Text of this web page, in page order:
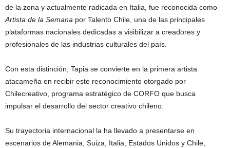
de la zona y actualmente radicada en Italia, fue reconocida como
Artista de la Semana por Talento Chile, una de las principales
plataformas nacionales dedicadas a visibilizar a creadores y
profesionales de las industrias culturales del país.
Con esta distinción, Tapia se convierte en la primera artista
atacameña en recibir este reconocimiento otorgado por
Chilecreativo, programa estratégico de CORFO que busca
impulsar el desarrollo del sector creativo chileno.
Su trayectoria internacional la ha llevado a presentarse en
escenarios de Alemania, Suiza, Italia, Estados Unidos y Chile,